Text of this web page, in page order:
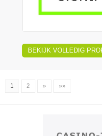
BEKIJK VOLLEDIG
1 2 » »»